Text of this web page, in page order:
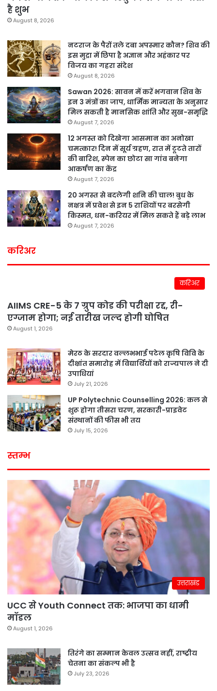
है शुभ
August 8, 2026
नटराज के पैरों तले दबा अपस्मार कौन? शिव की
इस मुद्रा में छिपा है अज्ञान और अहंकार पर
विजय का गहरा संदेश
August 8, 2026
Sawan 2026: सावन में करें भगवान शिव के
इन 3 मंत्रों का जाप, धार्मिक मान्यता के अनुसार
मिल सकती है मानसिक शांति और सुख-समृद्धि
August 7, 2026
12 अगस्त को दिखेगा आसमान का अनोखा
चमत्कार! दिन में सूर्य ग्रहण, रात में टूटते तारों
की बारिश, स्पेन का छोटा सा गांव बनेगा
आकर्षण का केंद्र
August 7, 2026
20 अगस्त से बदलेगी शनि की चाल! बुध के
नक्षत्र में प्रवेश से इन 5 राशियों पर बरसेगी
किस्मत, धन-करियर में मिल सकते हैं बड़े लाभ
August 7, 2026
करिअर
करिअर
AIIMS CRE-5 के 7 ग्रुप कोड की परीक्षा रद्द, री-
एग्जाम होगा; नई तारीख जल्द होगी घोषित
August 1, 2026
मेरठ के सरदार वल्लभभाई पटेल कृषि विवि के
दीक्षांत समारोह में विद्यार्थियों को राज्यपाल ने दी
उपाधियां
July 21, 2026
UP Polytechnic Counselling 2026: कल से
शुरू होगा तीसरा चरण, सरकारी-प्राइवेट
संस्थानों की फीस भी तय
July 15, 2026
स्तम्भ
उत्तराखंड
UCC से Youth Connect तक: भाजपा का धामी
मॉडल
August 1, 2026
तिरंगे का सम्मान केवल उत्सव नहीं, राष्ट्रीय
चेतना का संकल्प भी है
July 23, 2026